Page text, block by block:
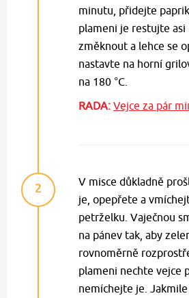
minutu, přidejte
plameni je restujte
změknout a lehce se
nastavte na horní
na 180 °C.
RADA: Vejce za pár
2
V misce důkladně
je, opepřete a
petrželku. Vaječnou
na pánev tak, aby
rovnoměrně
plameni nechte vejce
nemíchejte je.